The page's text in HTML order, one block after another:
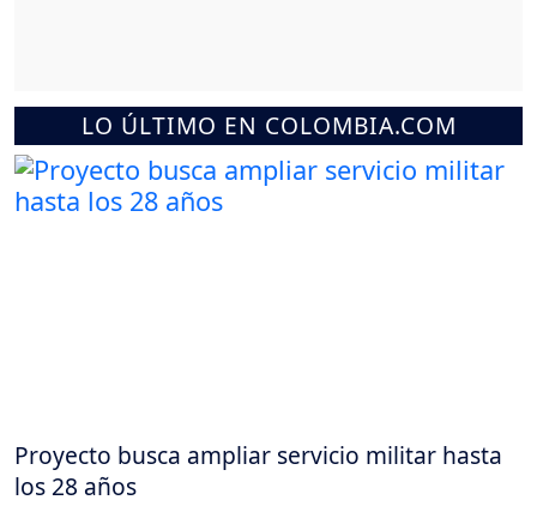
LO ÚLTIMO EN COLOMBIA.COM
Proyecto busca ampliar servicio militar hasta
los 28 años